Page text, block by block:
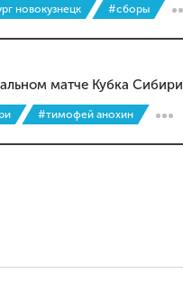
новокузнецк #сборы
матче Кубка Сибири
#тимофей анохин